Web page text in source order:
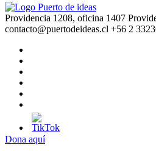
Providencia 1208, oficina 1407
contacto@puertodeideas.cl +56 2
Dona aquí